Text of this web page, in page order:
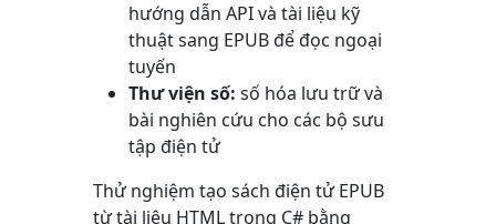
hướng dẫn API và tài liệu kỹ
thuật sang EPUB để đọc ngoại
tuyến
Thư viện số: số hóa lưu trữ và
bài nghiên cứu cho các bộ sưu
tập điện tử
Thử nghiệm tạo sách điện tử EPUB
từ tài liệu HTML trong C# bằng